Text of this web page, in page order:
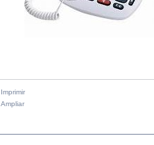
Imprimir
Ampliar